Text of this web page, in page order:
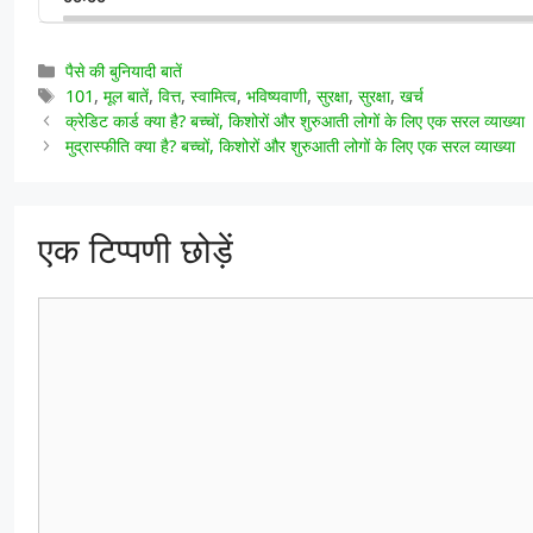
बदलें
ओर
श्रेणियाँ
पैसे की बुनियादी बातें
टैग
101,मूल बातें,वित्त,स्वामित्व,भविष्यवाणी,सुरक्षा,सुरक्षा,खर्च
क्रेडिट कार्ड क्या है? बच्चों, किशोरों और शुरुआती लोगों के लिए एक सरल व्याख्या
मुद्रास्फीति क्या है? बच्चों, किशोरों और शुरुआती लोगों के लिए एक सरल व्याख्या
एक टिप्पणी छोड़ें